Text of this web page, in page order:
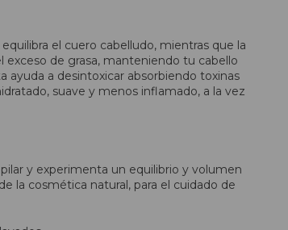
el cuero cabelludo, mientras que la
de grasa, manteniendo tu cabello
ayuda a desintoxicar absorbiendo toxinas
suave y menos inflamado, a la vez
y experimenta un equilibrio y volumen
la cosmética natural, para el cuidado de